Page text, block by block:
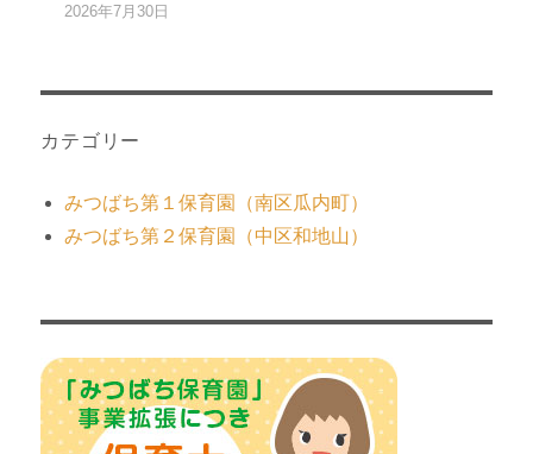
2026年7月30日
カテゴリー
みつばち第１保育園（南区瓜内町）
みつばち第２保育園（中区和地山）